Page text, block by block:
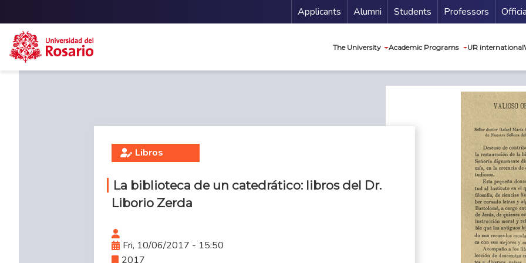
Menu Secundario
Applicants Alumni Students Professors
The University Academic Programs UR international
Libros
La biblioteca de un catedrático: libros del Dr.
Liborio Zerda
Fri, 10/06/2017 - 15:50
2017